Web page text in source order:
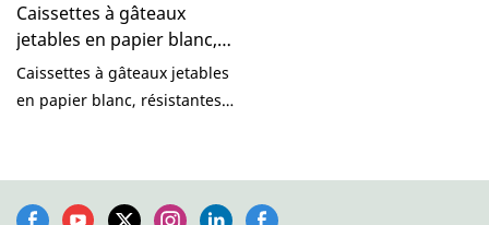
Caissettes à gâteaux
jetables en papier blanc,
résistantes aux aliments,
pour muffins, desserts,
Caissettes à gâteaux jetables
en papier blanc, résistantes
KaiLai Packaging Company -
Comparées à des produits